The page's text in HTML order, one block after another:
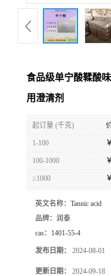
食品级单宁酸鞣酸
用澄清剂
起订量 (千克)
1-100 ￥
100-1000 ￥
≥1000 ￥
英文名称： Tannic acid
品牌： 润泰
cas： 1401-55-4
发布日期： 2024-08-01
更新日期： 2024-09-18